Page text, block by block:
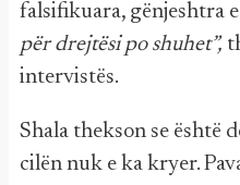
falsifikuara, gënjeshtra e
për drejtësi po shuhet”,
intervistës.
Shala thekson se është
cilën nuk e ka kryer.